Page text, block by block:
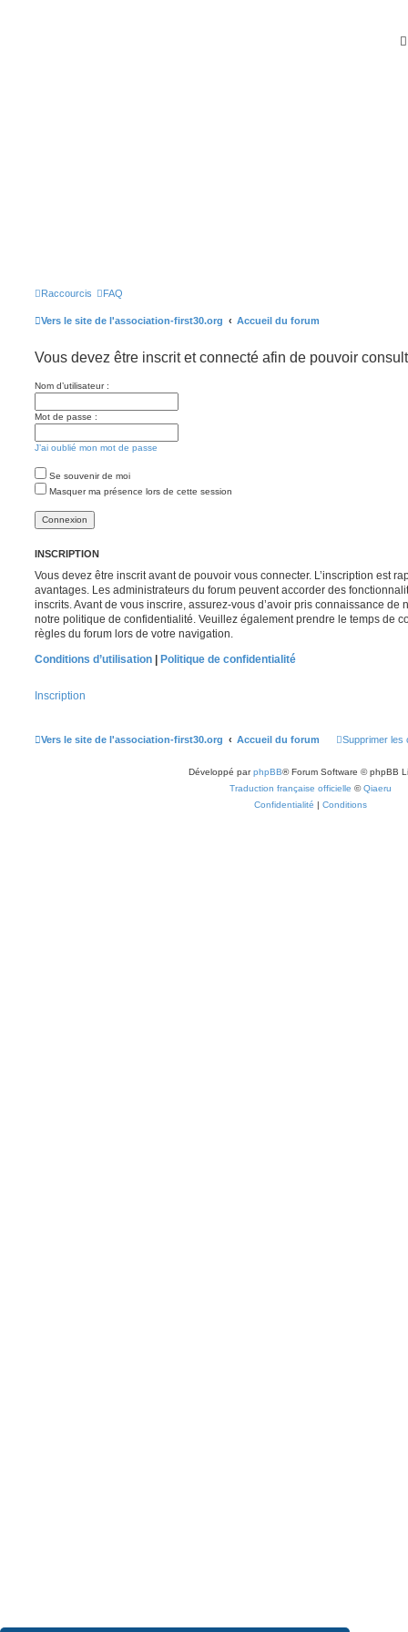
Raccourcis FAQ
Vers le site de l'association-first30.org Accueil du forum
Vous devez être inscrit et connecté afin de pouvoir
Nom d’utilisateur :
Mot de passe :
J’ai oublié mon mot de passe
Se souvenir de moi
Masquer ma présence lors de cette session
INSCRIPTION
Vous devez être inscrit avant de pouvoir vous connecter. L’inscription est
avantages. Les administrateurs du forum peuvent accorder des
inscrits. Avant de vous inscrire, assurez-vous d’avoir pris connaissance de
notre politique de confidentialité. Veuillez également prendre le temps de
règles du forum lors de votre navigation.
Conditions d’utilisation | Politique de confidentialité
Inscription
Vers le site de l'association-first30.org Accueil du forum Supprimer les
Développé parphpBB® Forum Software © phpBB
Traduction française officielle ©Qiaeru
Confidentialité | Conditions